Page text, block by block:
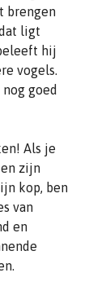
brengen
ligt
hij
vogels.
goed
Als je
zijn
kop, ben
van
en